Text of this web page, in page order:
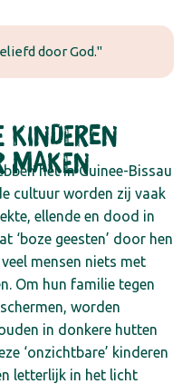
door God."
kinderen
maken
het in Guinee-Bissau
cultuur worden zij vaak
ellende en dood in
‘boze geesten’ door hen
mensen niets met
Om hun familie tegen
worden
in donkere hutten
‘onzichtbare’ kinderen
letterlijk in het licht